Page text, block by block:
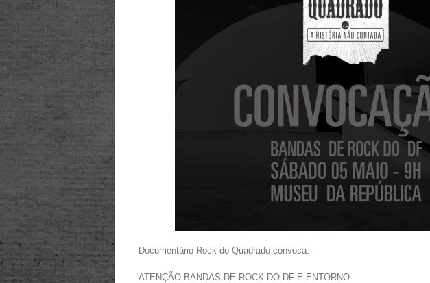
Documentário Rock do Quadrado convoca:
ATENÇÃO BANDAS DE ROCK DO DF E ENTORNO